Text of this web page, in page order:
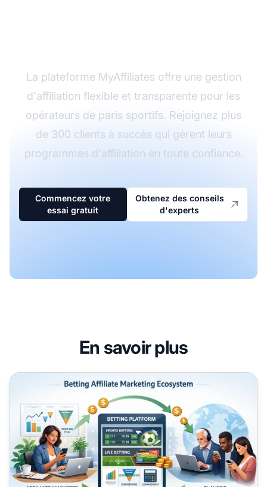
La plateforme MyAffiliates offre une gestion
d'affiliation flexible et transparente pour les
opérateurs de paris sportifs. Rejoignez plus
de 300 clients à succès qui gèrent leurs
programmes d'affiliation en toute confiance.
Commencez votre
essai gratuit
Obtenez des conseils
d'experts
En savoir plus
Créer une activité d’affiliation paris